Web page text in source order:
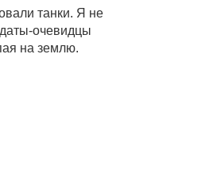
танки. Я не
очевидцы
на землю.